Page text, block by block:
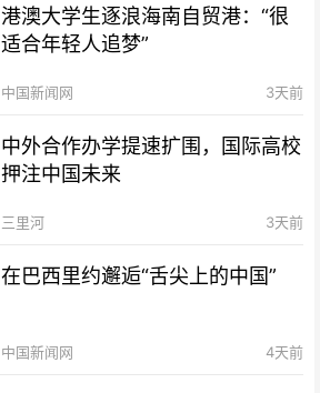
港澳大学生逐浪海南自贸港：“很
适合年轻人追梦”
中国新闻网 3天前
中外合作办学提速扩围，国际高校
押注中国未来
三里河 3天前
在巴西里约邂逅“舌尖上的中国”
中国新闻网 4天前